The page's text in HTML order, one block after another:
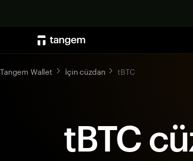
Tangem Wallet İçin cüzdan tBTC
tBTC